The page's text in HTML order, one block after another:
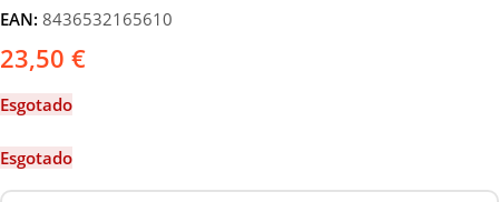
EAN: 8436532165610
23,50 €
Esgotado
Esgotado